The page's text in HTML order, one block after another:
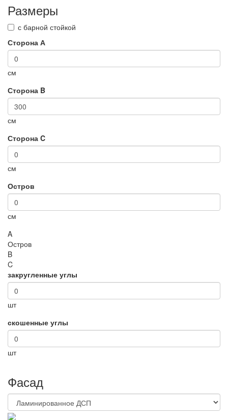
Размеры
с барной стойкой
Сторона А
см
Сторона B
см
Сторона C
см
Остров
см
A
Остров
B
C
закругленные углы
шт
скошенные углы
шт
Фасад